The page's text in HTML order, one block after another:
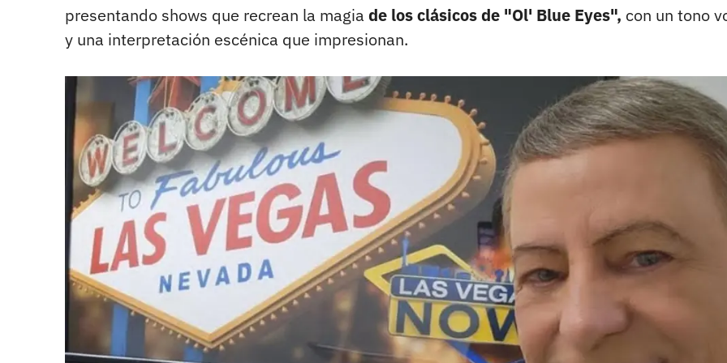
presentando shows que recrean la magia de los clásicos de "Ol' Blue Eyes", con un tono
y una interpretación escénica que impresionan.